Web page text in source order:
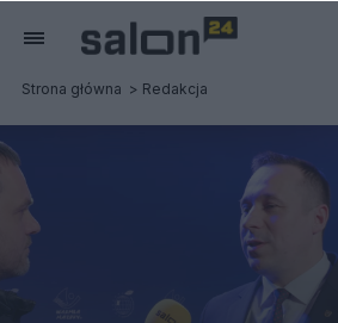
Strona główna Redakcja